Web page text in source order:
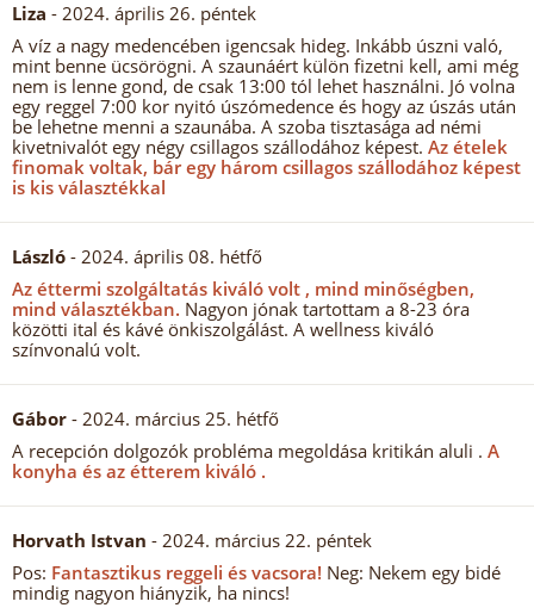
Liza - 2024. április 26. péntek
A víz a nagy medencében igencsak hideg. Inkább úszni való,
mint benne ücsörögni. A szaunáért külön fizetni kell, ami még
nem is lenne gond, de csak 13:00 tól lehet használni. Jó volna
egy reggel 7:00 kor nyitó úszómedence és hogy az úszás után
be lehetne menni a szaunába. A szoba tisztasága ad némi
kivetnivalót egy négy csillagos szállodához képest. Az ételek
finomak voltak, bár egy három csillagos szállodához képest
is kis választékkal
László - 2024. április 08. hétfő
Az éttermi szolgáltatás kiváló volt , mind minőségben,
mind választékban. Nagyon jónak tartottam a 8-23 óra
közötti ital és kávé önkiszolgálást. A wellness kiváló
színvonalú volt.
Gábor - 2024. március 25. hétfő
A recepción dolgozók probléma megoldása kritikán aluli . A
konyha és az étterem kiváló .
Horvath Istvan - 2024. március 22. péntek
Pos: Fantasztikus reggeli és vacsora! Neg: Nekem egy bidé
mindig nagyon hiányzik, ha nincs!